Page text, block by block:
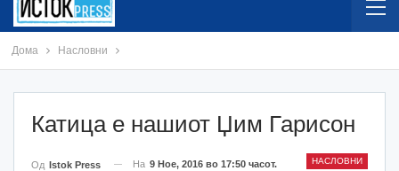
Дома Насловни
Катица е нашиот Џим Гарисон
НАСЛОВНИ
Од Istok Press На 9 Ное, 2016 во 17:50 часот.